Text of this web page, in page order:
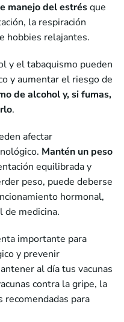
manejo del estrésque
la respiración
hobbies relajantes.
y el tabaquismo pueden
y aumentar el riesgo de
de alcohol y, si fumas,
.
afectar
Mantén un peso
equilibrada y
peso, puede deberse
hormonal,
de medicina.
importante para
y prevenir
al día tus vacunas
contra la gripe, la
recomendadas para